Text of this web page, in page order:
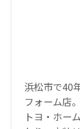
浜松市で40
フォーム店。
トヨ・ホー